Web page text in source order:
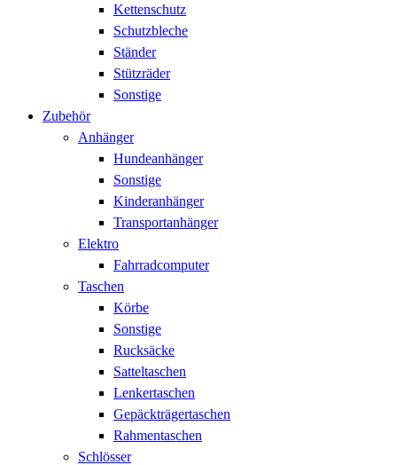
Kettenschutz
Schutzbleche
Ständer
Stützräder
Sonstige
Zubehör
Anhänger
Hundeanhänger
Sonstige
Kinderanhänger
Transportanhänger
Elektro
Fahrradcomputer
Taschen
Körbe
Sonstige
Rucksäcke
Satteltaschen
Lenkertaschen
Gepäckträgertaschen
Rahmentaschen
Schlösser